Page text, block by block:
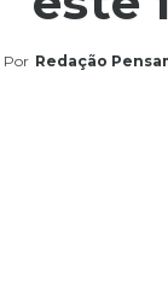
Por Redação